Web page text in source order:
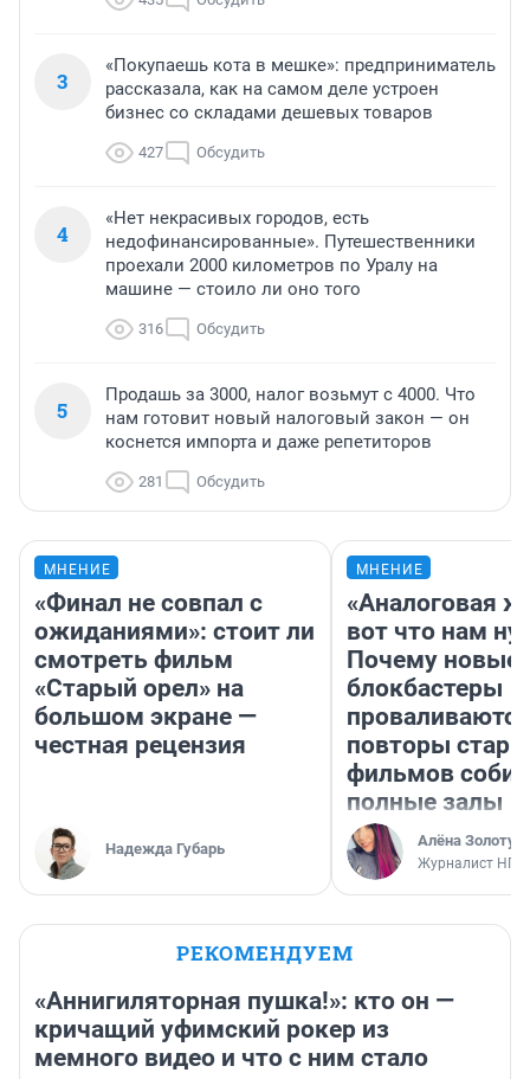
3
«Покупаешь кота в мешке»: предприниматель
рассказала, как на самом деле устроен
бизнес со складами дешевых товаров
427 Обсудить
4
«Нет некрасивых городов, есть
недофинансированные». Путешественники
проехали 2000 километров по Уралу на
машине — стоило ли оно того
316 Обсудить
5
Продашь за 3000, налог возьмут с 4000. Что
нам готовит новый налоговый закон — он
коснется импорта и даже репетиторов
281 Обсудить
МНЕНИЕ
«Финал не совпал с
ожиданиями»: стоит ли
смотреть фильм
«Старый орел» на
большом экране —
честная рецензия
Надежда Губарь
МНЕНИЕ
«Аналоговая
вот что нам
Почему новые
блокбастеры
повторы
фильмов
полные залы
Алёна
Журналист НГС
РЕКОМЕНДУЕМ
«Аннигиляторная пушка!»: кто он —
кричащий уфимский рокер из
мемного видео и что с ним стало